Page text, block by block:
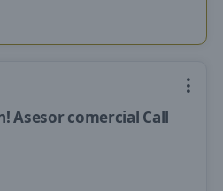
Asesor comercial Call